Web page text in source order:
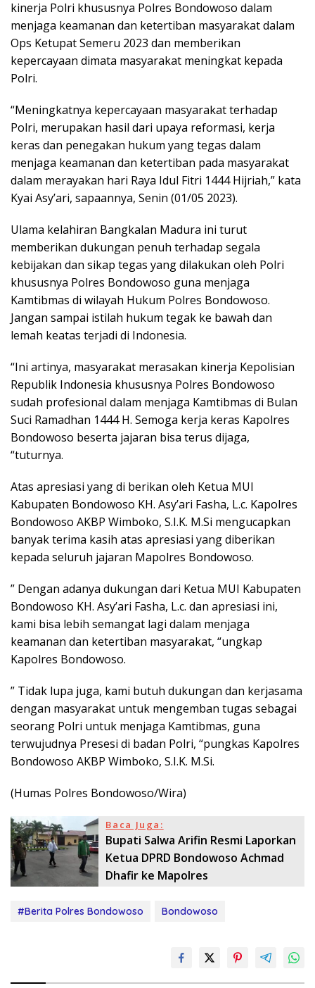
kinerja Polri khususnya Polres Bondowoso dalam
menjaga keamanan dan ketertiban masyarakat dalam
Ops Ketupat Semeru 2023 dan memberikan
kepercayaan dimata masyarakat meningkat kepada
Polri.
“Meningkatnya kepercayaan masyarakat terhadap
Polri, merupakan hasil dari upaya reformasi, kerja
keras dan penegakan hukum yang tegas dalam
menjaga keamanan dan ketertiban pada masyarakat
dalam merayakan hari Raya Idul Fitri 1444 Hijriah,” kata
Kyai Asy’ari, sapaannya, Senin (01/05 2023).
Ulama kelahiran Bangkalan Madura ini turut
memberikan dukungan penuh terhadap segala
kebijakan dan sikap tegas yang dilakukan oleh Polri
khususnya Polres Bondowoso guna menjaga
Kamtibmas di wilayah Hukum Polres Bondowoso.
Jangan sampai istilah hukum tegak ke bawah dan
lemah keatas terjadi di Indonesia.
“Ini artinya, masyarakat merasakan kinerja Kepolisian
Republik Indonesia khususnya Polres Bondowoso
sudah profesional dalam menjaga Kamtibmas di Bulan
Suci Ramadhan 1444 H. Semoga kerja keras Kapolres
Bondowoso beserta jajaran bisa terus dijaga,
“tuturnya.
Atas apresiasi yang di berikan oleh Ketua MUI
Kabupaten Bondowoso KH. Asy’ari Fasha, L.c. Kapolres
Bondowoso AKBP Wimboko, S.I.K. M.Si mengucapkan
banyak terima kasih atas apresiasi yang diberikan
kepada seluruh jajaran Mapolres Bondowoso.
” Dengan adanya dukungan dari Ketua MUI Kabupaten
Bondowoso KH. Asy’ari Fasha, L.c. dan apresiasi ini,
kami bisa lebih semangat lagi dalam menjaga
keamanan dan ketertiban masyarakat, “ungkap
Kapolres Bondowoso.
” Tidak lupa juga, kami butuh dukungan dan kerjasama
dengan masyarakat untuk mengemban tugas sebagai
seorang Polri untuk menjaga Kamtibmas, guna
terwujudnya Presesi di badan Polri, “pungkas Kapolres
Bondowoso AKBP Wimboko, S.I.K. M.Si.
(Humas Polres Bondowoso/Wira)
Baca Juga:
Bupati Salwa Arifin Resmi Laporkan
Ketua DPRD Bondowoso Achmad
Dhafir ke Mapolres
#Berita Polres Bondowoso Bondowoso